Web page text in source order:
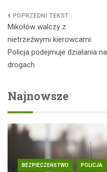
Nawigacja
wpisu
Mikołów walczy z
nietrzeźwymi kierowcami:
Policja podejmuje działania na
drogach
Najnowsze
BEZPIECZEŃSTWO POLICJA